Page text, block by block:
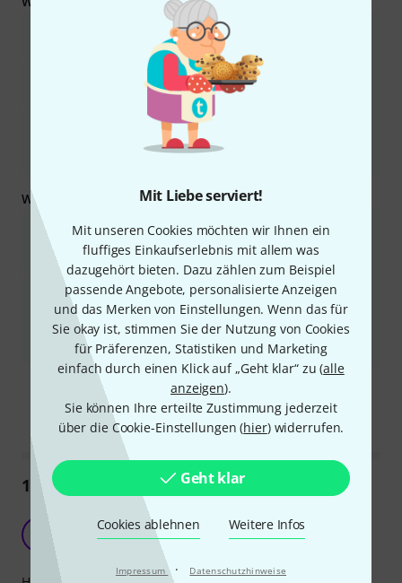
Mit Liebe serviert!
Mit unseren Cookies möchten wir Ihnen ein
fluffiges Einkaufserlebnis mit allem was
dazugehört bieten. Dazu zählen zum Beispiel
passende Angebote, personalisierte Anzeigen
und das Merken von Einstellungen. Wenn das für
Sie okay ist, stimmen Sie der Nutzung von Cookies
für Präferenzen, Statistiken und Marketing
einfach durch einen Klick auf „Geht klar“ zu (alle
anzeigen).
Sie können Ihre erteilte Zustimmung jederzeit
über die Cookie-Einstellungen (hier) widerrufen.
Geht klar
Cookies ablehnen Weitere Infos
Impressum · Datenschutzhinweise
Das Etui bietet hervorragenden Schutz und einen sicheren Sitz
für viele Gitarren im Les Paul-Stil.
Es zeichnet sich durch eine robuste und langlebige Konstruktion,
hochwertige Verschlüsse und ein weiches Innenleben aus.
Das Gehäuse bietet ein gutes Preis-Leistungs-Verhältnis und
wird oft als günstigere Alternative zu markenspezifischen
Gehäusen angesehen.
Was Sie außerdem wissen sollten:
Das interne Staufach ist klein, was die Auswahl an
Gegenständen, die darin aufbewahrt werden können,
einschränkt.
Einige Nutzer berichteten, dass die Passform bei bestimmten
Gitarrenmodellen, insbesondere bei Gitarren mit flacher Decke
oder dünnerem Korpus, sehr eng oder ungenau sein kann, was
unter Umständen dazu führt, dass die Gitarre unbequem sitzt
oder Modifikationen erforderlich sind.
Ist diese Zusammenfassung hilfreich?
Markieren Sie diese
Markieren Sie diese
161 Rezensionen
Gator Case für die Paula -Preis/Leistung O.K.!
Rockfan 05.08.2013